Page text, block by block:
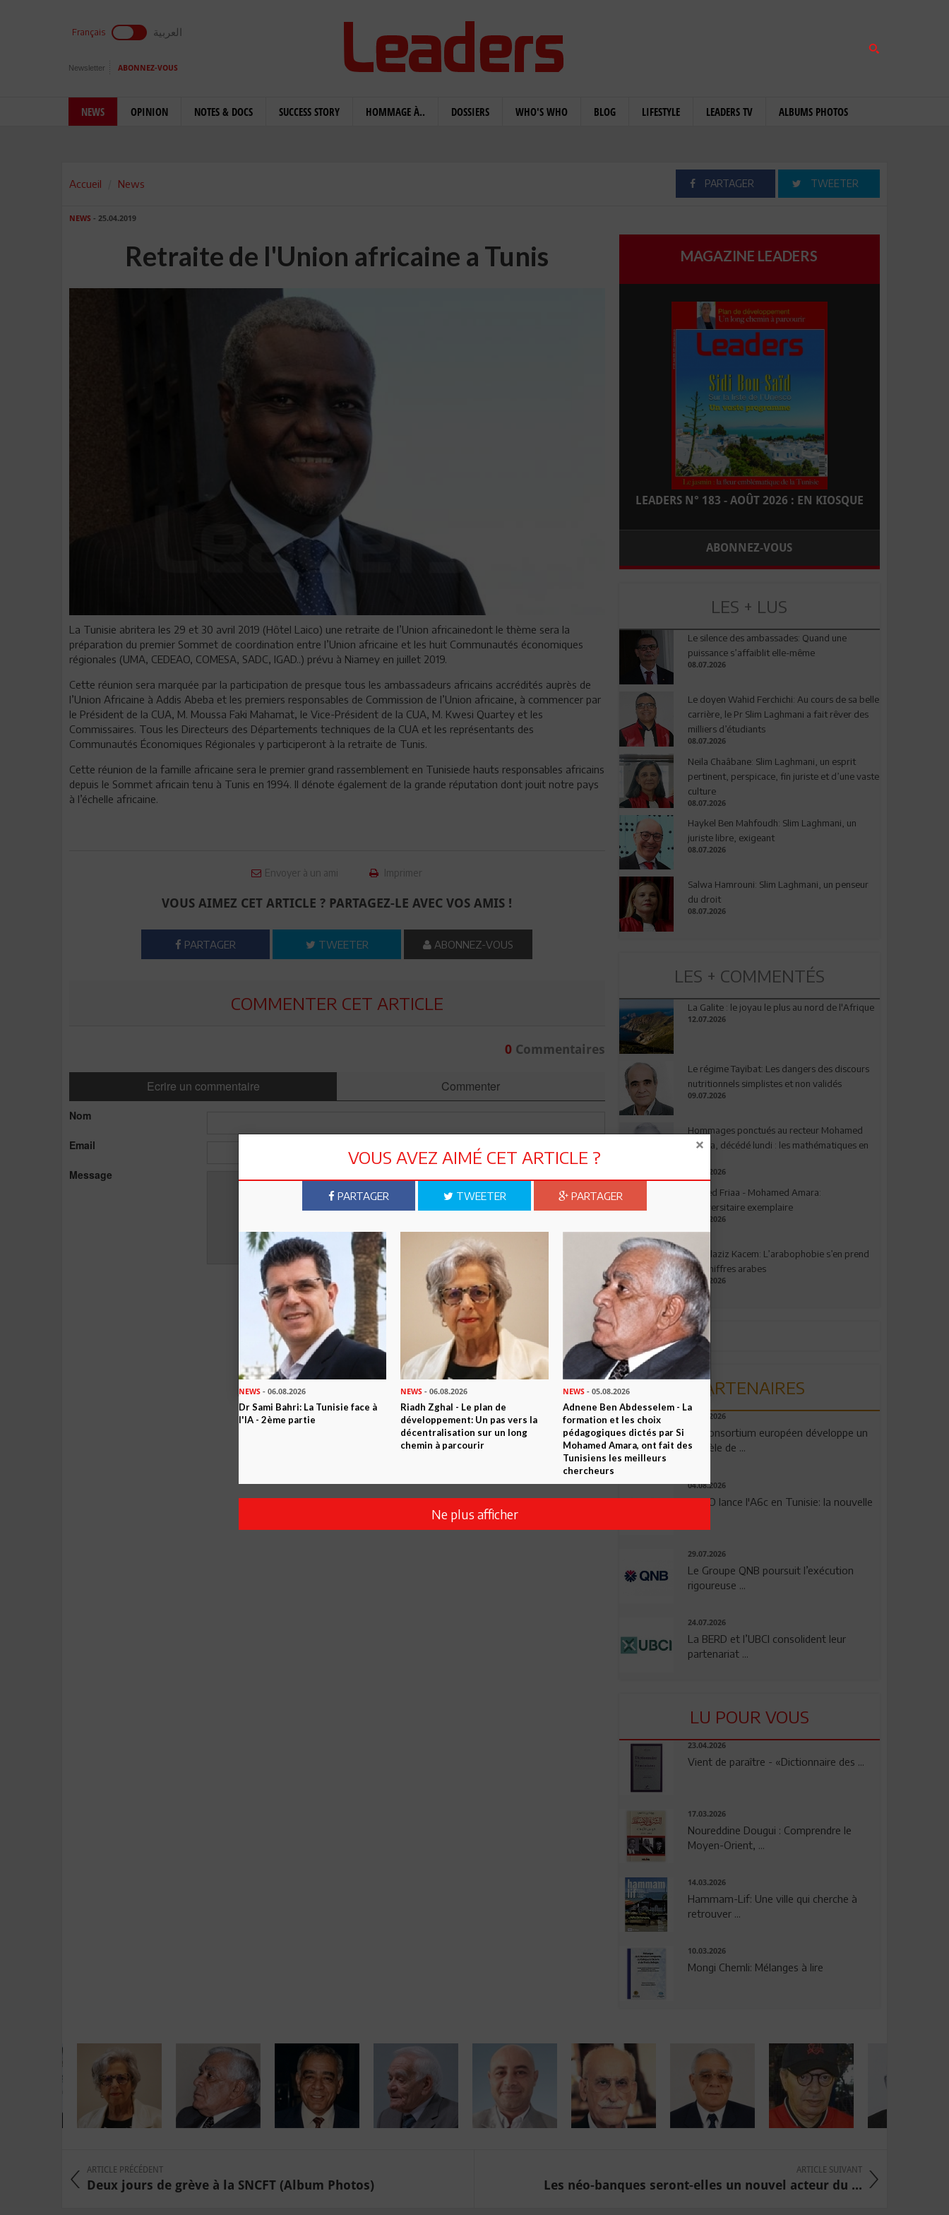
Français العربية
Newsletter ABONNEZ-VOUS
NEWS OPINION NOTES & DOCS SUCCESS STORY HOMMAGE À.. DOSSIERS WHO'S WHO BLOG LIFESTYLE LEADERS TV ALBUMS PHOTOS
Accueil News PARTAGER TWEETER
NEWS - 25.04.2019
Retraite de l'Union africaine a Tunis
La Tunisie abritera les 29 et 30 avril 2019 (Hôtel Laico) une retraite de l’Union africainedont le thème sera la
préparation du premier Sommet de coordination entre l’Union africaine et les huit Communautés économiques
régionales (UMA, CEDEAO, COMESA, SADC, IGAD..) prévu à Niamey en juillet 2019.
Cette réunion sera marquée par la participation de presque tous les ambassadeurs africains accrédités auprès de
l’Union Africaine à Addis Abeba et les premiers responsables de Commission de l’Union africaine, à commencer par
le Président de la CUA, M. Moussa Faki Mahamat, le Vice-Président de la CUA, M. Kwesi Quartey et les
Commissaires. Tous les Directeurs des Départements techniques de la CUA et les représentants des
Communautés Économiques Régionales y participeront à la retraite de Tunis.
Cette réunion de la famille africaine sera le premier grand rassemblement en Tunisiede hauts responsables africains
depuis le Sommet africain tenu à Tunis en 1994. Il dénote également de la grande réputation dont jouit notre pays
à l’échelle africaine.
Envoyer à un ami Imprimer
VOUS AIMEZ CET ARTICLE ? PARTAGEZ-LE AVEC VOS AMIS !
PARTAGER TWEETER ABONNEZ-VOUS
COMMENTER CET ARTICLE
0Commentaires
Ecrire un commentaire Commenter
Nom
Email
Message
MAGAZINE LEADERS
LEADERS N° 183 - AOÛT 2026 : EN KIOSQUE
ABONNEZ-VOUS
LES + LUS
Le silence des ambassades: Quand une
puissance s’affaiblit elle-même
08.07.2026
Le doyen Wahid Ferchichi: Au cours de sa belle
carrière, le Pr Slim Laghmani a fait rêver des
milliers d’étudiants
08.07.2026
Neila Chaâbane: Slim Laghmani, un esprit
pertinent, perspicace, fin juriste et d’une vaste
culture
08.07.2026
Haykel Ben Mahfoudh: Slim Laghmani, un
juriste libre, exigeant
08.07.2026
Salwa Hamrouni: Slim Laghmani, un penseur
du droit
08.07.2026
LES + COMMENTÉS
La Galite : le joyau le plus au nord de l'Afrique
12.07.2026
Le régime Tayibat: Les dangers des discours
nutritionnels simplistes et non validés
09.07.2026
Hommages ponctués au recteur Mohamed
Amara, décédé lundi : les mathématiques en
03.08.2026
Ahmed Friaa - Mohamed Amara:
l’Universitaire exemplaire
04.08.2026
Abdelaziz Kacem: L’arabophobie s’en prend
aux chiffres arabes
09.07.2026
PARTENAIRES
06.08.2026
Un consortium européen développe un
modèle de ...
04.08.2026
OPPO lance l'A6c en Tunisie: la nouvelle
29.07.2026
Le Groupe QNB poursuit l’exécution
rigoureuse ...
24.07.2026
La BERD et l’UBCI consolident leur
partenariat ...
LU POUR VOUS
23.04.2026
Vient de paraître - «Dictionnaire des ...
17.03.2026
Noureddine Dougui : Comprendre le
Moyen-Orient, ...
14.03.2026
Hammam-Lif: Une ville qui cherche à
retrouver ...
10.03.2026
Mongi Chemli: Mélanges à lire
ARTICLE PRÉCÉDENT
Deux jours de grève à la SNCFT (Album Photos)
ARTICLE SUIVANT
Les néo-banques seront-elles un nouvel acteur du ...
VOUS AVEZ AIMÉ CET ARTICLE ?
PARTAGER TWEETER PARTAGER
NEWS - 06.08.2026
Dr Sami Bahri: La Tunisie face à
l'IA - 2ème partie
NEWS - 06.08.2026
Riadh Zghal - Le plan de
développement: Un pas vers la
décentralisation sur un long
chemin à parcourir
NEWS- 05.08.2026
Adnene Ben Abdesselem - La
formation et les choix
pédagogiques dictés par Si
Mohamed Amara, ont fait des
Tunisiens les meilleurs
chercheurs
Ne plus afficher